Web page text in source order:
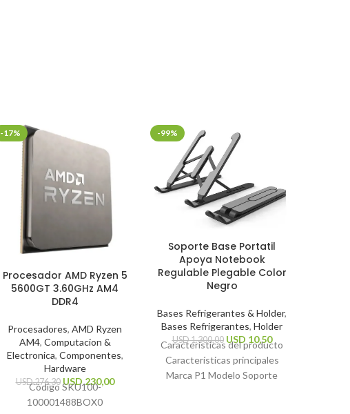
-17%
Procesador AMD Ryzen 5
5600GT 3.60GHz AM4
DDR4
Procesadores, AMD Ryzen
AM4, Computacion &
Electronica, Componentes,
Hardware
USD276,30 USD230,00
Código SKU100-
100001488BOX0
-99%
Soporte Base Portatil
Apoya Notebook
Regulable Plegable Color
Negro
Bases Refrigerantes & Holder,
Bases Refrigerantes, Holder
USD1.300,00 USD 10,50
Características del producto
Características principales
Marca P1 Modelo Soporte